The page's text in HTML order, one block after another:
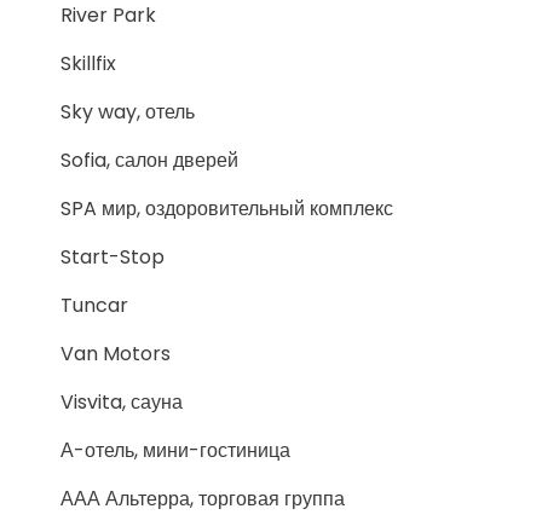
River Park
Skillfix
Sky way, отель
Sofia, салон дверей
SPA мир, оздоровительный комплекс
Start-Stop
Tuncar
Van Motors
Visvita, сауна
А-отель, мини-гостиница
ААА Альтерра, торговая группа